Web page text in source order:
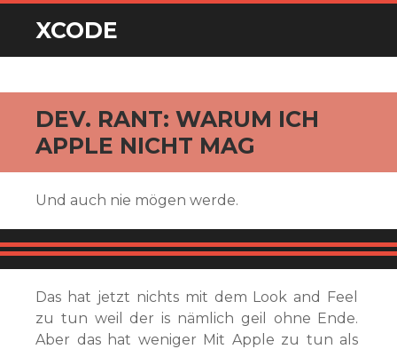
XCODE
DEV. RANT: WARUM ICH
APPLE NICHT MAG
Und auch nie mögen werde.
Das hat jetzt nichts mit dem Look and Feel
zu tun weil der is nämlich geil ohne Ende.
Aber das hat weniger Mit Apple zu tun als